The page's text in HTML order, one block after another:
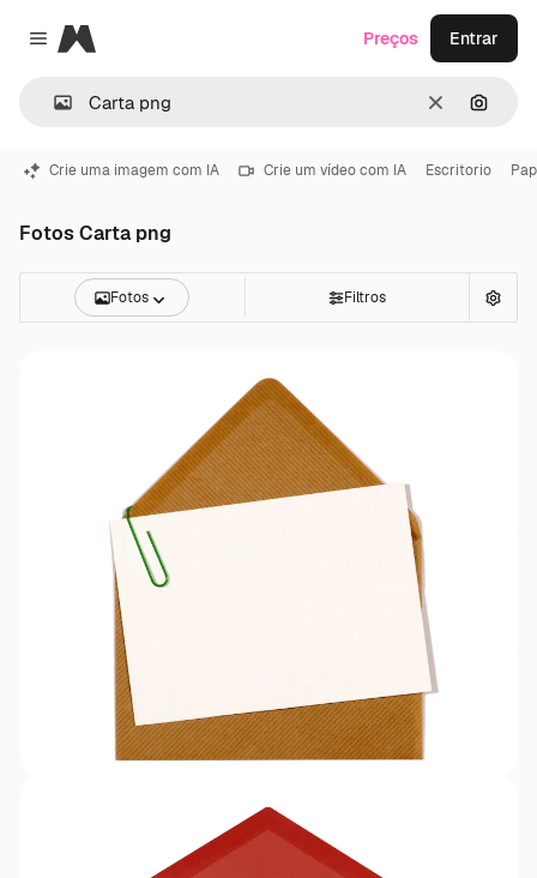
Close menu
Magnific
Limpar
Preços Entrar
Crie uma imagem com IA Crie um vídeo com IA Escritorio
Fotos Carta png
Fotos Filtros